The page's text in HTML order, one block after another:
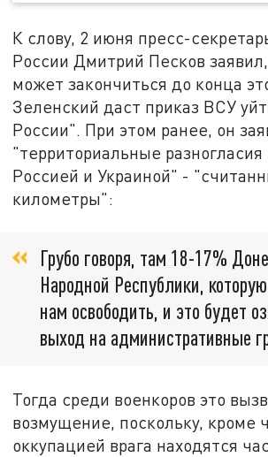
К слову, 2 июня пресс-
России Дмитрий Песков
может закончиться до конца
Зеленский даст приказ ВСУ
России". При этом ранее, он
"территориальные
Россией и Украиной" -
километры":
Грубо говоря, там 18-17%
Народной Республики,
нам освободить, и это будет
выход на административные
Тогда среди военкоров это
возмущение, поскольку, кроме
оккупацией врага находятся